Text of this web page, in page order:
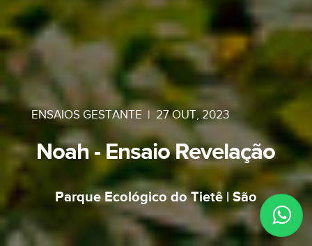
ENSAIOS GESTANTE | 27 OUT, 2023
Noah - Ensaio Revelação
Parque Ecológico do Tietê | São